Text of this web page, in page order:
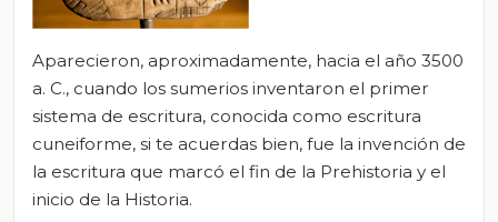
Aparecieron, aproximadamente, hacia el año 3500
a. C., cuando los sumerios inventaron el primer
sistema de escritura, conocida como escritura
cuneiforme, si te acuerdas bien, fue la invención de
la escritura que marcó el fin de la Prehistoria y el
inicio de la Historia.